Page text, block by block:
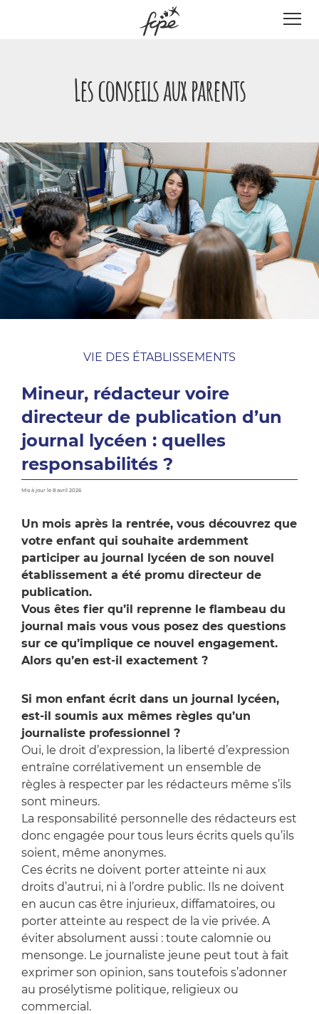
Les conseils aux parents
VIE DES ÉTABLISSEMENTS
Mineur, rédacteur voire
directeur de publication d’un
journal lycéen : quelles
responsabilités ?
Mis à jour le 8 avril 2026
Un mois après la rentrée, vous découvrez que
votre enfant qui souhaite ardemment
participer au journal lycéen de son nouvel
établissement a été promu directeur de
publication.
Vous êtes fier qu’il reprenne le flambeau du
journal mais vous vous posez des questions
sur ce qu’implique ce nouvel engagement.
Alors qu’en est-il exactement ?
Si mon enfant écrit dans un journal lycéen,
est-il soumis aux mêmes règles qu’un
journaliste professionnel ?
Oui, le droit d’expression, la liberté d’expression
entraîne corrélativement un ensemble de
règles à respecter par les rédacteurs même s’ils
sont mineurs.
La responsabilité personnelle des rédacteurs est
donc engagée pour tous leurs écrits quels qu’ils
soient, même anonymes.
Ces écrits ne doivent porter atteinte ni aux
droits d’autrui, ni à l’ordre public. Ils ne doivent
en aucun cas être injurieux, diffamatoires, ou
porter atteinte au respect de la vie privée. A
éviter absolument aussi : toute calomnie ou
mensonge. Le journaliste jeune peut tout à fait
exprimer son opinion, sans toutefois s’adonner
au prosélytisme politique, religieux ou
commercial.
Panneau de gestion des cookies